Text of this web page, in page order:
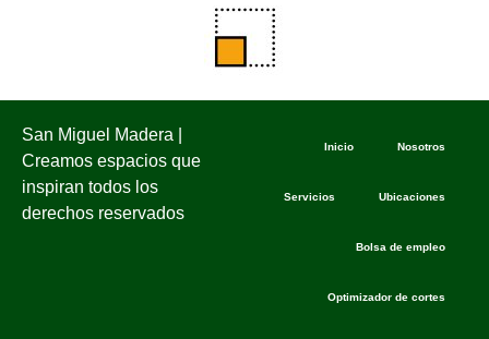
San Miguel Madera |
Creamos espacios que
inspiran todos los
derechos reservados
Inicio Nosotros
Servicios Ubicaciones
Bolsa de empleo
Optimizador de cortes